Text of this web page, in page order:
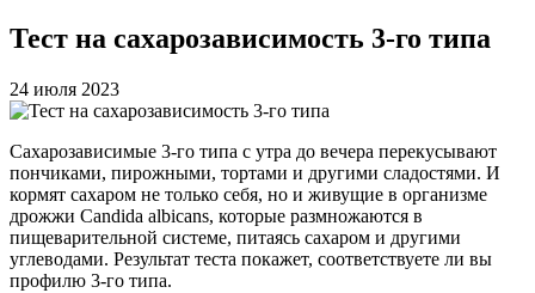
Тест на сахарозависимость 3-го типа
24 июля 2023
Сахарозависимые 3-го типа с утра до вечера перекусывают
пончиками, пирожными, тортами и другими сладостями. И
кормят сахаром не только себя, но и живущие в организме
дрожжи Candida albicans, которые размножаются в
пищеварительной системе, питаясь сахаром и другими
углеводами. Результат теста покажет, соответствуете ли вы
профилю 3-го типа.